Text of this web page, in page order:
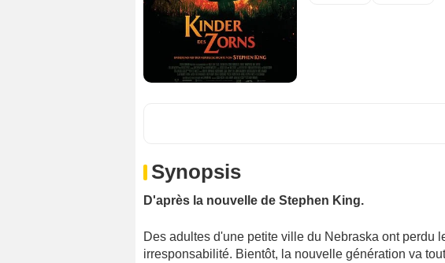
Synopsis
D'après la nouvelle de Stephen King.
Des adultes d'une petite ville du Nebraska ont perdu
irresponsabilité. Bientôt, la nouvelle génération va